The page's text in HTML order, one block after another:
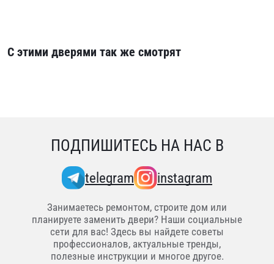
С этими дверями так же смотрят
ПОДПИШИТЕСЬ НА НАС В
telegram instagram
Занимаетесь ремонтом, строите дом или
планируете заменить двери? Наши социальные
сети для вас! Здесь вы найдете советы
профессионалов, актуальные тренды,
полезные инструкции и многое другое.